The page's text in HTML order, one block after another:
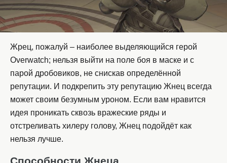
Жрец, пожалуй – наиболее выделяющийся герой
Overwatch; нельзя выйти на поле боя в маске и с
парой дробовиков, не снискав определённой
репутации. И подкрепить эту репутацию Жнец всегда
может своим безумным уроном. Если вам нравится
идея проникать сквозь вражеские ряды и
отстреливать хилеру голову, Жнец подойдёт как
нельзя лучше.
Способности Жнеца